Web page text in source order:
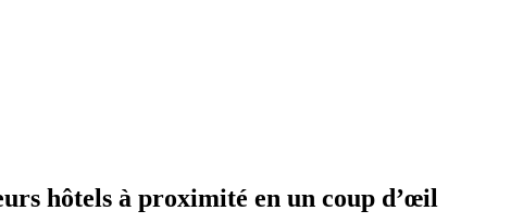
hôtels à proximité en un coup d’œil